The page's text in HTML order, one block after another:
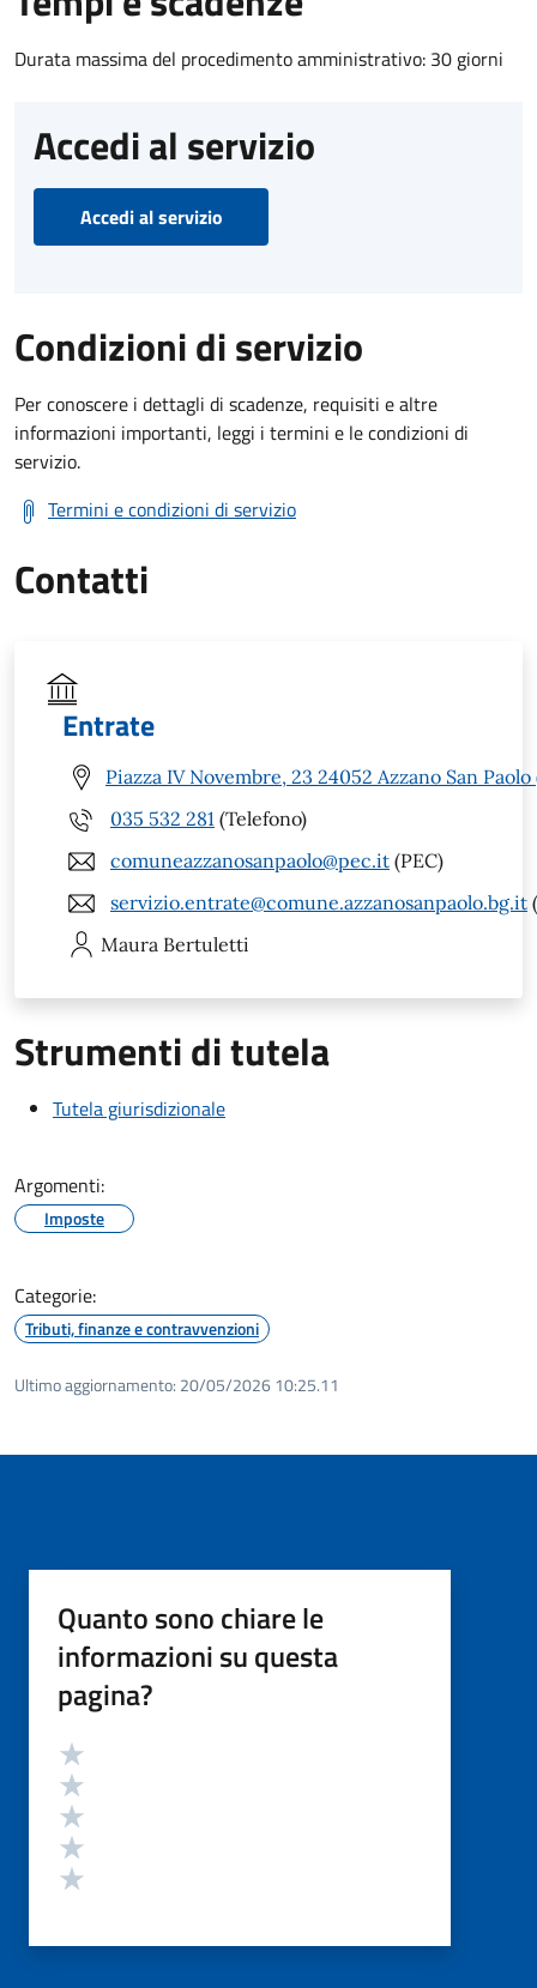
Durata massima del procedimento amministrativo: 30 giorni
Accedi al servizio
Accedi al servizio
Condizioni di servizio
Per conoscere i dettagli di scadenze, requisiti e altre
informazioni importanti, leggi i termini e le condizioni di
servizio.
Termini e condizioni di servizio
Contatti
Entrate
Piazza IV Novembre, 23 24052 Azzano San Paolo
035 532 281 (Telefono)
comuneazzanosanpaolo@pec.it (PEC)
servizio.entrate@comune.azzanosanpaolo.bg.it
Maura Bertuletti
Strumenti di tutela
Tutela giurisdizionale
Argomenti:
Imposte
Categorie:
Tributi, finanze e contravvenzioni
Ultimo aggiornamento: 20/05/2026 10:25.11
Quanto sono chiare le
informazioni su questa
pagina?
Valutazione